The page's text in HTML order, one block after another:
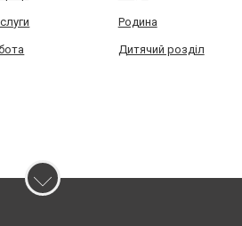
Родина
Дитячий розділ